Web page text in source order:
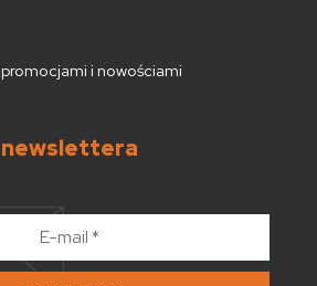
i nowościami
newslettera